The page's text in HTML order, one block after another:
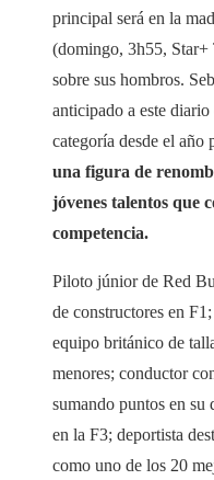
principal será en la
(domingo, 3h55,
sobre sus hombros.
anticipado a este diario
categoría desde el año
una figura de
jóvenes talentos que
competencia.
Piloto júnior de Red
de constructores en
equipo británico de
menores; conductor
sumando puntos en su
en la F3; deportista
como uno de los 20